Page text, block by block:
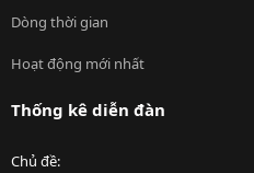
Dòng thời gian
Hoạt động mới nhất
Thống kê diễn đàn
Chủ đề